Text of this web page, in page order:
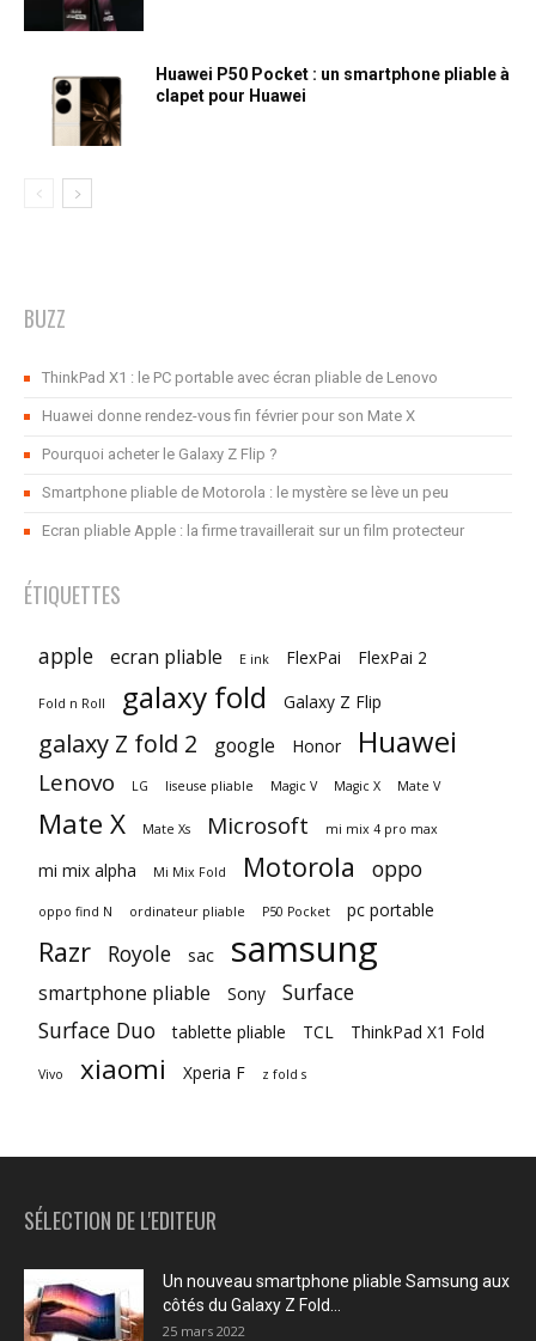
Huawei P50 Pocket : un smartphone pliable à
clapet pour Huawei
BUZZ
ThinkPad X1 : le PC portable avec écran pliable de Lenovo
Huawei donne rendez-vous fin février pour son Mate X
Pourquoi acheter le Galaxy Z Flip ?
Smartphone pliable de Motorola : le mystère se lève un peu
Ecran pliable Apple : la firme travaillerait sur un film protecteur
ÉTIQUETTES
apple ecran pliable E ink FlexPai FlexPai 2
Fold n Roll galaxy fold Galaxy Z Flip
galaxy Z fold 2 google Honor Huawei
Lenovo LG liseuse pliable Magic V Magic X Mate V
Mate X Mate Xs Microsoft mi mix 4 pro max
mi mix alpha Mi Mix Fold Motorola oppo
oppo find N ordinateur pliable P50 Pocket pc portable
Razr Royole sac samsung
smartphone pliable Sony
Surface
Surface Duo
tablette pliable TCL ThinkPad X1 Fold
Vivo xiaomi Xperia F z fold s
SÉLECTION DE L'EDITEUR
Un nouveau smartphone pliable Samsung aux
côtés du Galaxy Z Fold...
25 mars 2022